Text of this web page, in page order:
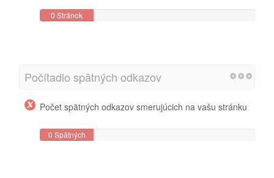
0 Stránok
Počítadlo spätných odkazov
Počet spätných odkazov smerujúcich na vašu stránku
0 Spätných